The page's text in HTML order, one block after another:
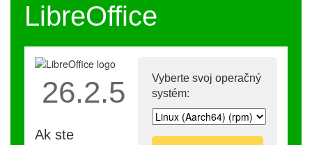
LibreOffice
Vyberte svoj operačný
systém:
26.2.5
Ak ste